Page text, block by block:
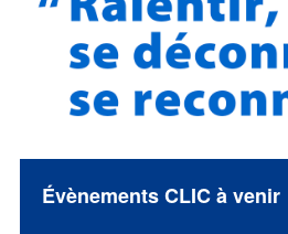
Évènements CLIC à venir